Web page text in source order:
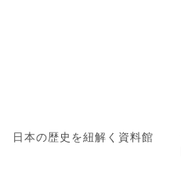
日本の歴史を紐解く資料館